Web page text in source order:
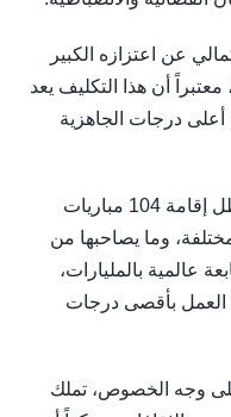
عن اعتزازه الكبير
معتبراً أن هذا التكليف يعد
درجات الجاهزية
وقال إن المهمة لن تكون سهلة في ظل إقامة 104 مباريات
وما يصاحبها من
عالمية بالمليارات،
العمل بأقصى درجات
وجه الخصوص، تملك